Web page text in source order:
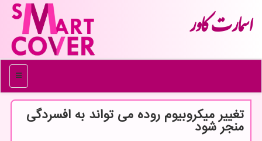
اسمارت كاور
منو
تغییر میکروبیوم روده می تواند به افسردگی
منجر شود